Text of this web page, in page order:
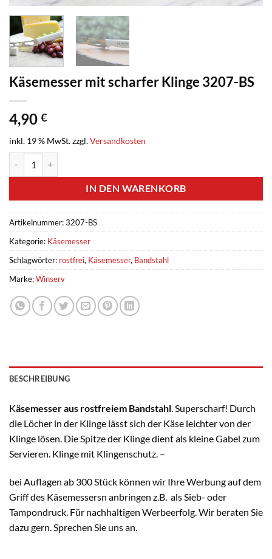
Käsemesser mit scharfer Klinge 3207-BS
4,90 €
inkl. 19 % MwSt.zzgl.Versandkosten
IN DEN WARENKORB
Artikelnummer:3207-BS
Kategorie: Käsemesser
Schlagwörter: rostfrei, Käsemesser, Bandstahl
Marke:Winserv
BESCHREIBUNG
Käsemesser aus rostfreiem Bandstahl. Superscharf! Durch
die Löcher in der Klinge lässt sich der Käse leichter von der
Klinge lösen. Die Spitze der Klinge dient als kleine Gabel zum
Servieren. Klinge mit Klingenschutz. –
bei Auflagen ab 300 Stück können wir Ihre Werbung auf dem
Griff des Käsemessersn anbringen z.B. als Sieb- oder
Tampondruck. Für nachhaltigen Werbeerfolg. Wir beraten Sie
dazu gern. Sprechen Sie uns an.